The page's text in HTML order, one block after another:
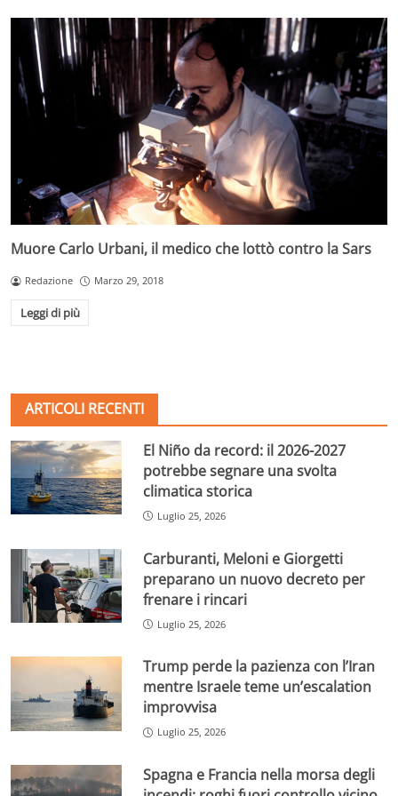
Muore Carlo Urbani, il medico che lottò contro la Sars
Redazione Marzo 29, 2018
Leggi di più
ARTICOLI RECENTI
El Niño da record: il 2026-2027
potrebbe segnare una svolta
climatica storica
Luglio 25, 2026
Carburanti, Meloni e Giorgetti
preparano un nuovo decreto per
frenare i rincari
Luglio 25, 2026
Trump perde la pazienza con l’Iran
mentre Israele teme un’escalation
improvvisa
Luglio 25, 2026
Spagna e Francia nella morsa degli